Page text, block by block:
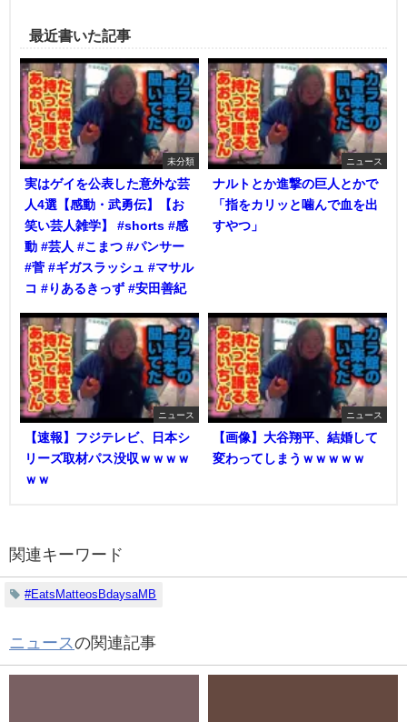
最近書いた記事
未分類
実はゲイを公表した意外な芸
人4選【感動・武勇伝】【お
笑い芸人雑学】 #shorts #感
動 #芸人 #こまつ #パンサー
#菅 #ギガスラッシュ #マサル
コ #りあるきっず #安田善紀
ニュース
ナルトとか進撃の巨人とかで
「指をカリッと噛んで血を出
すやつ」
ニュース
【速報】フジテレビ、日本シ
リーズ取材パス没収ｗｗｗｗ
ｗｗ
ニュース
【画像】大谷翔平、結婚して
変わってしまうｗｗｗｗｗ
関連キーワード
#EatsMatteosBdaysaMB
ニュースの関連記事